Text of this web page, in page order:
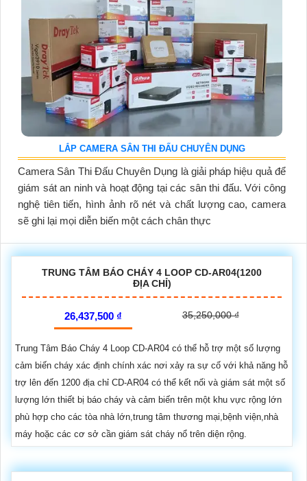
LẮP CAMERA SÂN THI ĐẤU CHUYÊN DỤNG
Camera Sân Thi Đấu Chuyên Dụng là giải pháp hiệu quả để
giám sát an ninh và hoạt động tại các sân thi đấu. Với công
nghệ tiên tiến, hình ảnh rõ nét và chất lượng cao, camera
sẽ ghi lại mọi diễn biến một cách chân thực
TRUNG TÂM BÁO CHÁY 4 LOOP CD-AR04(1200
ĐỊA CHỈ)
26,437,500 ₫ 35,250,000 ₫
Trung Tâm Báo Cháy 4 Loop CD-AR04 có thể hỗ trợ một số lượng
cảm biến cháy xác định chính xác nơi xảy ra sự cố với khả năng hỗ
trợ lên đến 1200 địa chỉ CD-AR04 có thể kết nối và giám sát một số
lượng lớn thiết bị báo cháy và cảm biến trên một khu vực rộng lớn
phù hợp cho các tòa nhà lớn,trung tâm thương mại,bệnh viện,nhà
máy hoặc các cơ sở cần giám sát cháy nổ trên diện rộng.